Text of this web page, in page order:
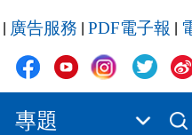
廣告服務 PDF電子報
專題